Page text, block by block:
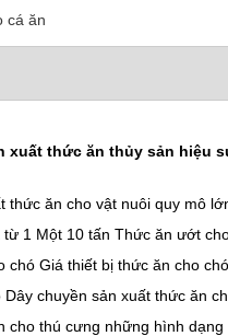
cá ăn
xuất thức ăn thủy sản hiệu
thức ăn cho vật nuôi quy mô
1 Một 10 tấn Thức ăn ướt
chó Giá thiết bị thức ăn cho
chuyền sản xuất thức ăn
cho thú cưng những hình dạng